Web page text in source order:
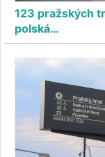
123 pražských
polská…